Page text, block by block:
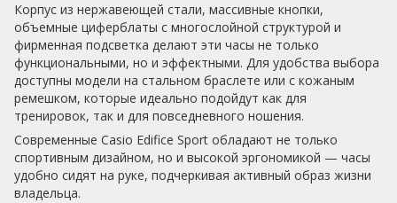
Корпус из нержавеющей стали, массивные кнопки,
объемные циферблаты с многослойной структурой и
фирменная подсветка делают эти часы не только
функциональными, но и эффектными. Для удобства выбора
доступны модели на стальном браслете или с кожаным
ремешком, которые идеально подойдут как для
тренировок, так и для повседневного ношения.
Современные Casio Edifice Sport обладают не только
спортивным дизайном, но и высокой эргономикой — часы
удобно сидят на руке, подчеркивая активный образ жизни
владельца.